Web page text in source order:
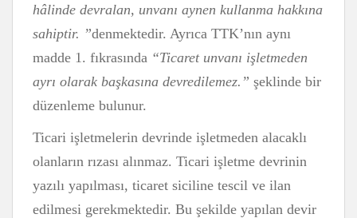
hâlinde devralan, unvanı aynen kullanma hakkına
sahiptir. ”denmektedir. Ayrıca TTK’nın aynı
madde 1. fıkrasında “Ticaret unvanı işletmeden
ayrı olarak başkasına devredilemez.” şeklinde bir
düzenleme bulunur.
Ticari işletmelerin devrinde işletmeden alacaklı
olanların rızası alınmaz. Ticari işletme devrinin
yazılı yapılması, ticaret siciline tescil ve ilan
edilmesi gerekmektedir. Bu şekilde yapılan devir